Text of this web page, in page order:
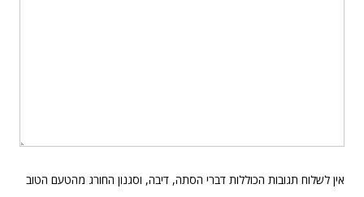
אין לשלוח תגובות הכוללות דברי הסתה, דיבה, וסגנון החורג מהטעם הטוב